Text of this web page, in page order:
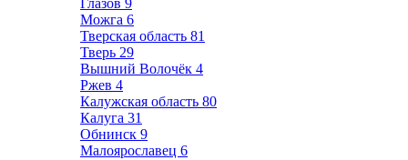
Глазов 9
Можга 6
Тверская область 81
Тверь 29
Вышний Волочёк 4
Ржев 4
Калужская область 80
Калуга 31
Обнинск 9
Малоярославец 6